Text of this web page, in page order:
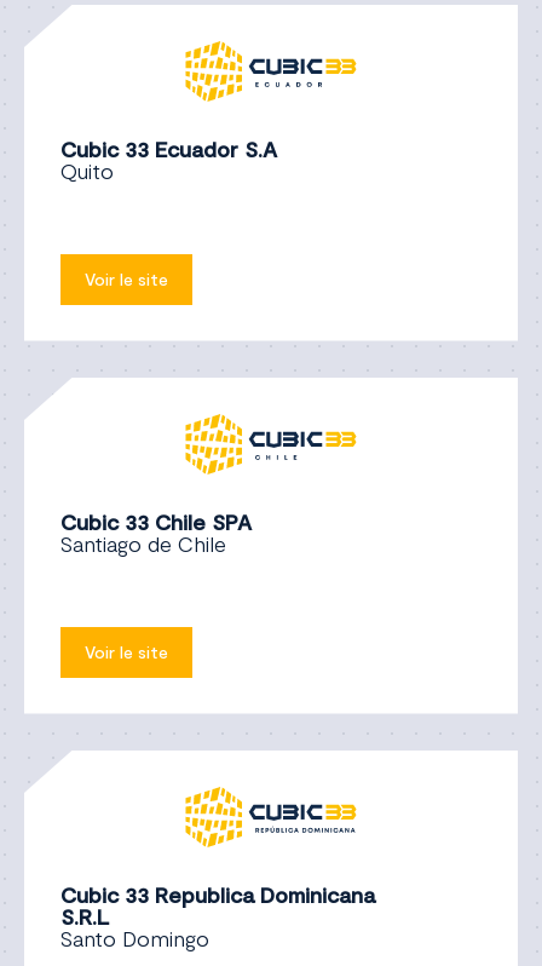
Cubic 33 Ecuador S.A
Quito
Voir le site
Cubic 33 Chile SPA
Santiago de Chile
Voir le site
Cubic 33 Republica Dominicana
S.R.L
Santo Domingo